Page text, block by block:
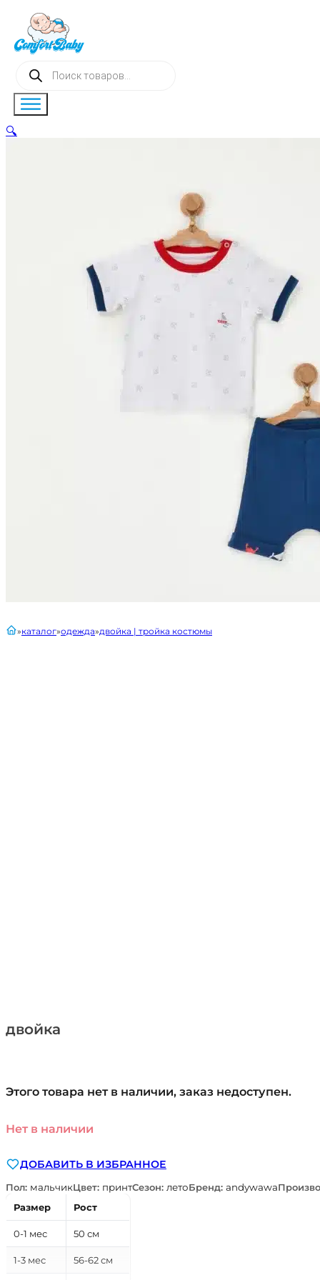
Поиск
товаров
двойка
главнаякаталог одежда двойка | тройка костюмы
Этого товара нет в наличии, заказ недоступен.
Нет в наличии
ДОБАВИТЬ В ИЗБРАННОЕ
Пол: мальчикЦвет: принтСезон: летоБренд: andywawa
Размер
Рост
0-1 мес 50 см
1-3 мес 56-62 см
🔍